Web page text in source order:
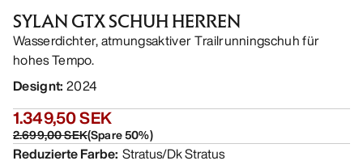
SYLAN GTX SCHUH HERREN
Wasserdichter, atmungsaktiver Trailrunningschuh für
hohes Tempo.
Designt: 2024
1.349,50 SEK
2.699,00 SEK(Spare50%)
Reduzierte Farbe: Stratus/Dk Stratus